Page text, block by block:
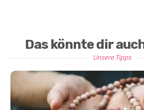
Das könnte dir
Unsere Tipps